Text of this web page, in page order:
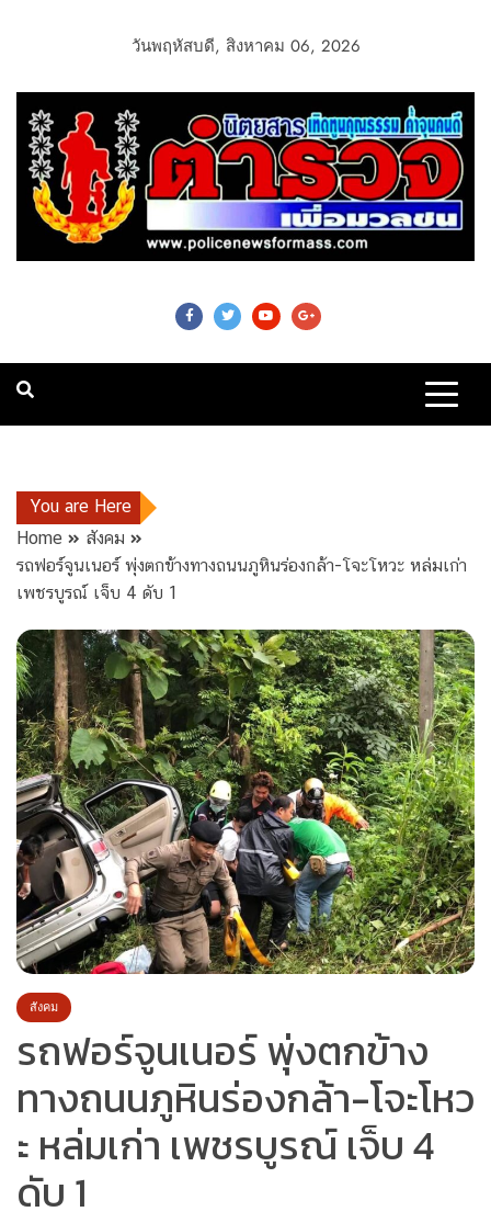
วันพฤหัสบดี, สิงหาคม 06, 2026
Police News For
Mass
You are Here
Home
สังคม
รถฟอร์จูนเนอร์ พุ่งตกข้างทางถนนภูหินร่องกล้า-โจะโหวะ หล่มเก่า
เพชรบูรณ์ เจ็บ 4 ดับ 1
สังคม
รถฟอร์จูนเนอร์ พุ่งตกข้าง
ทางถนนภูหินร่องกล้า-โจะโหว
ะ หล่มเก่า เพชรบูรณ์ เจ็บ 4
ดับ 1